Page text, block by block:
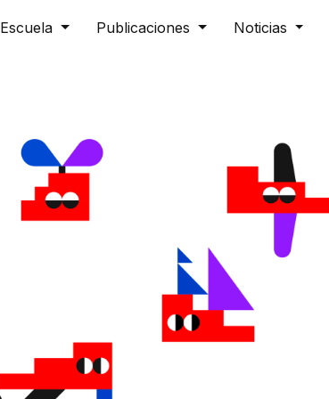
Escuela Publicaciones Noticias